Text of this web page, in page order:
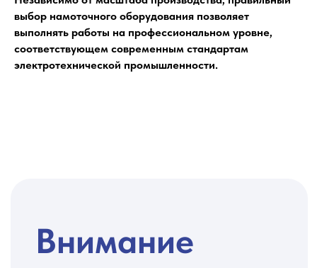
выбор намоточного оборудования позволяет
выполнять работы на профессиональном уровне,
соответствующем современным стандартам
электротехнической промышленности.
Наши соц.сети
ремонта и испытания электротехнического
оборудования